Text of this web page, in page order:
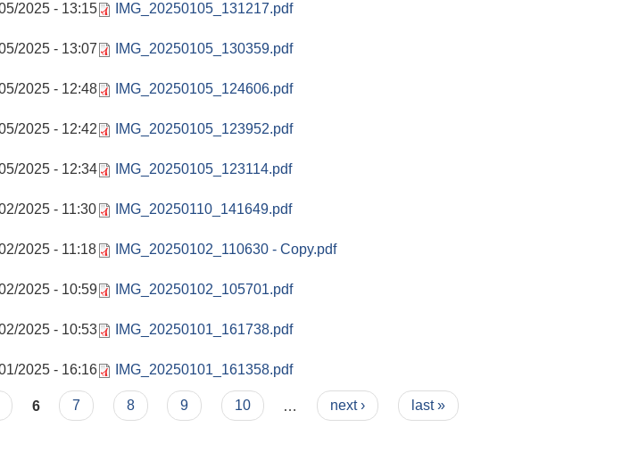
2025 - 13:15 IMG_20250105_131217.pdf
2025 - 13:07 IMG_20250105_130359.pdf
2025 - 12:48 IMG_20250105_124606.pdf
2025 - 12:42 IMG_20250105_123952.pdf
2025 - 12:34 IMG_20250105_123114.pdf
2025 - 11:30 IMG_20250110_141649.pdf
2025 - 11:18 IMG_20250102_110630 - Copy.pdf
2025 - 10:59 IMG_20250102_105701.pdf
2025 - 10:53 IMG_20250101_161738.pdf
2025 - 16:16 IMG_20250101_161358.pdf
6 7 8 9 10 next › last »